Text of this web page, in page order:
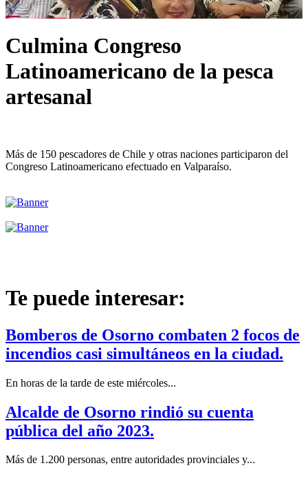
Culmina Congreso
Latinoamericano de la pesca
artesanal
Más de 150 pescadores de Chile y otras naciones participaron del
Congreso Latinoamericano efectuado en Valparaíso.
Te puede interesar:
Bomberos de Osorno combaten 2 focos de
incendios casi simultáneos en la ciudad.
En horas de la tarde de este miércoles...
Alcalde de Osorno rindió su cuenta
pública del año 2023.
Más de 1.200 personas, entre autoridades provinciales y...